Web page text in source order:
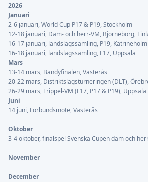
2026
Januari
2-6 januari, World Cup P17 & P19, Stockholm
12-18 januari, Dam- och herr-VM, Björneborg,
16-17 januari, landslagssamling, P19, Katrineholm
16-18 januari, landslagssamling, F17, Uppsala
Mars
13-14 mars, Bandyfinalen, Västerås
20-22 mars, Distriktslagsturneringen (DLT),
26-29 mars, Trippel-VM (F17, P17 & P19), Uppsala
Juni
14 juni, Förbundsmöte, Västerås
Oktober
3-4 oktober, finalspel Svenska Cupen dam och
November
December